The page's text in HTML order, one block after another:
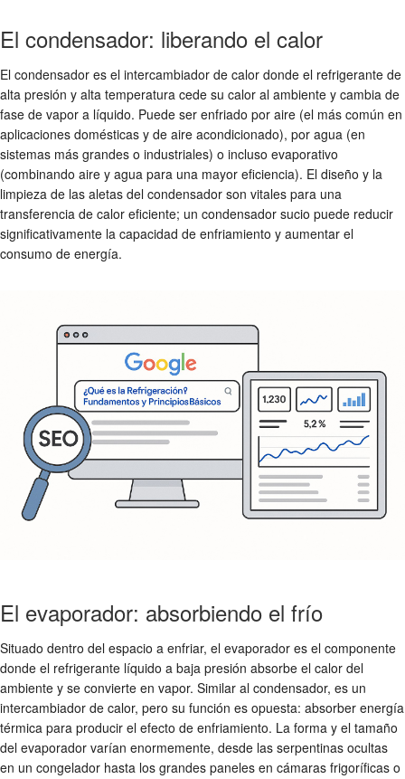
El condensador: liberando el calor
El condensador es el intercambiador de calor donde el refrigerante de
alta presión y alta temperatura cede su calor al ambiente y cambia de
fase de vapor a líquido. Puede ser enfriado por aire (el más común en
aplicaciones domésticas y de aire acondicionado), por agua (en
sistemas más grandes o industriales) o incluso evaporativo
(combinando aire y agua para una mayor eficiencia). El diseño y la
limpieza de las aletas del condensador son vitales para una
transferencia de calor eficiente; un condensador sucio puede reducir
significativamente la capacidad de enfriamiento y aumentar el
consumo de energía.
El evaporador: absorbiendo el frío
Situado dentro del espacio a enfriar, el evaporador es el componente
donde el refrigerante líquido a baja presión absorbe el calor del
ambiente y se convierte en vapor. Similar al condensador, es un
intercambiador de calor, pero su función es opuesta: absorber energía
térmica para producir el efecto de enfriamiento. La forma y el tamaño
del evaporador varían enormemente, desde las serpentinas ocultas
en un congelador hasta los grandes paneles en cámaras frigoríficas o